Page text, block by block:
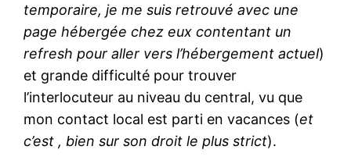
temporaire, je me suis retrouvé avec une
page hébergée chez eux contentant un
refresh pour aller vers l’hébergement actuel)
et grande difficulté pour trouver
l’interlocuteur au niveau du central, vu que
mon contact local est parti en vacances (et
c’est , bien sur son droit le plus strict).